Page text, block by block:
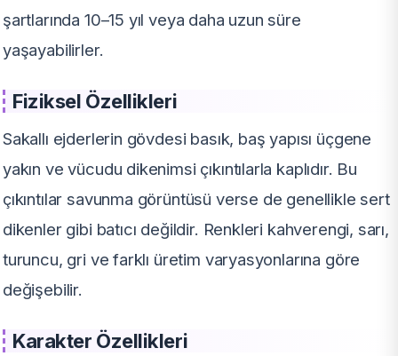
şartlarında 10–15 yıl veya daha uzun süre
yaşayabilirler.
Fiziksel Özellikleri
Sakallı ejderlerin gövdesi basık, baş yapısı üçgene
yakın ve vücudu dikenimsi çıkıntılarla kaplıdır. Bu
çıkıntılar savunma görüntüsü verse de genellikle sert
dikenler gibi batıcı değildir. Renkleri kahverengi, sarı,
turuncu, gri ve farklı üretim varyasyonlarına göre
değişebilir.
Karakter Özellikleri